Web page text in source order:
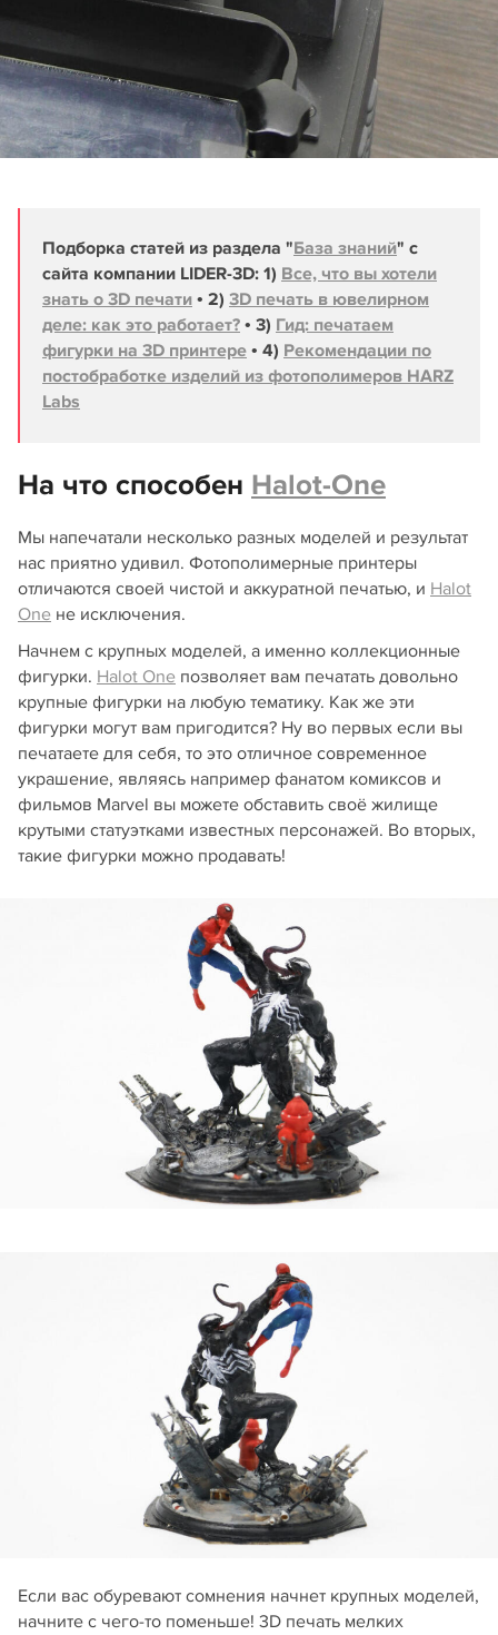
Подборка статей из раздела "База знаний" с
сайта компании LIDER-3D: 1) Все, что вы хотели
знать о 3D печати • 2) 3D печать в ювелирном
деле: как это работает? • 3) Гид: печатаем
фигурки на 3D принтере • 4) Рекомендации по
постобработке изделий из фотополимеров HARZ
Labs
На что способен Halot-One
Мы напечатали несколько разных моделей и результат
нас приятно удивил. Фотополимерные принтеры
отличаются своей чистой и аккуратной печатью, и Halot
One не исключения.
Начнем с крупных моделей, а именно коллекционные
фигурки. Halot One позволяет вам печатать довольно
крупные фигурки на любую тематику. Как же эти
фигурки могут вам пригодится? Ну во первых если вы
печатаете для себя, то это отличное современное
украшение, являясь например фанатом комиксов и
фильмов Marvel вы можете обставить своё жилище
крутыми статуэтками известных персонажей. Во вторых,
такие фигурки можно продавать!
Если вас обуревают сомнения начнет крупных моделей,
начните с чего-то поменьше! 3D печать мелких